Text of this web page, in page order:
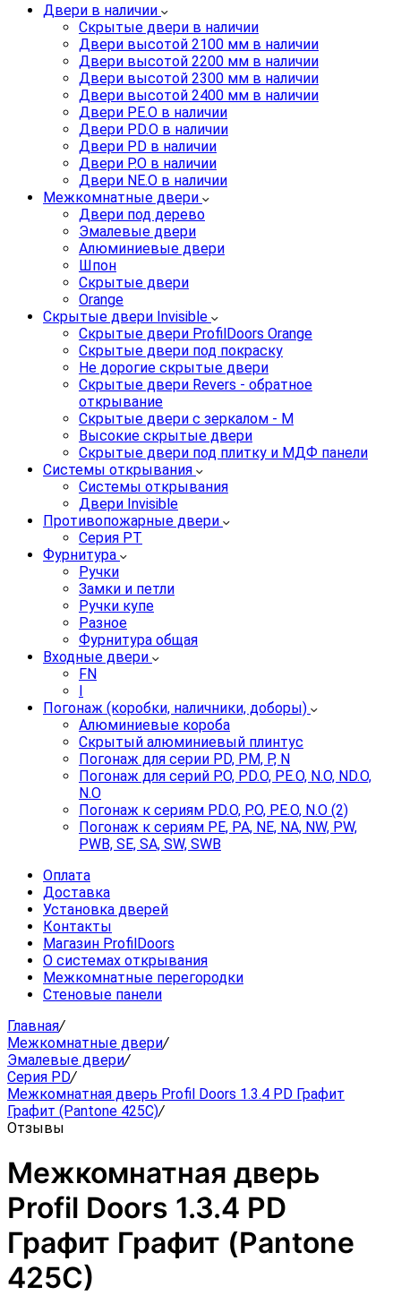
Двери в наличии
Скрытые двери в наличии
Двери высотой 2100 мм в наличии
Двери высотой 2200 мм в наличии
Двери высотой 2300 мм в наличии
Двери высотой 2400 мм в наличии
Двери PE.O в наличии
Двери PD.O в наличии
Двери PD в наличии
Двери P.O в наличии
Двери NE.O в наличии
Межкомнатные двери
Двери под дерево
Эмалевые двери
Алюминиевые двери
Шпон
Скрытые двери
Orange
Скрытые двери Invisible
Скрытые двери ProfilDoors Orange
Скрытые двери под покраску
Не дорогие скрытые двери
Скрытые двери Revers - обратное
открывание
Скрытые двери с зеркалом - M
Высокие скрытые двери
Скрытые двери под плитку и МДФ панели
Системы открывания
Системы открывания
Двери Invisible
Противопожарные двери
Серия PT
Фурнитура
Ручки
Замки и петли
Ручки купе
Разное
Фурнитура общая
Входные двери
FN
I
Погонаж (коробки, наличники, доборы)
Алюминиевые короба
Скрытый алюминиевый плинтус
Погонаж для серии PD, PM, P, N
Погонаж для серий P.O, PD.O, PE.O, N.O, ND.O,
N.O
Погонаж к сериям PD.O, P.O, PE.O, N.O (2)
Погонаж к сериям PE, PA, NE, NA, NW, PW,
PWB, SE, SA, SW, SWB
Оплата
Доставка
Установка дверей
Контакты
Магазин ProfilDoors
О системах открывания
Межкомнатные перегородки
Стеновые панели
Главная/
Межкомнатные двери/
Эмалевые двери/
Серия PD/
Межкомнатная дверь Profil Doors 1.3.4 PD Графит
Графит (Pantone 425С)/
Отзывы
Межкомнатная дверь
Profil Doors 1.3.4 PD
Графит Графит (Pantone
425С)